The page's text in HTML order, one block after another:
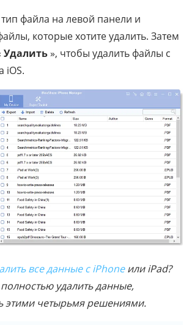
файла на левой панели и
которые хотите удалить. Затем
Удалить», чтобы удалить файлы с
iOS.
все данные с iPhoneили iPad?
удалить данные,
этими четырьмя решениями.